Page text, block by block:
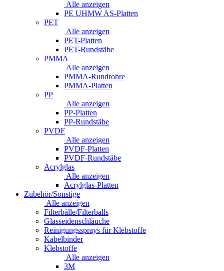
Alle anzeigen
PE UHMW AS-Platten
PET
Alle anzeigen
PET-Platten
PET-Rundstäbe
PMMA
Alle anzeigen
PMMA-Rundrohre
PMMA-Platten
PP
Alle anzeigen
PP-Platten
PP-Rundstäbe
PVDF
Alle anzeigen
PVDF-Platten
PVDF-Rundstäbe
Acrylglas
Alle anzeigen
Acrylglas-Platten
Zubehör/Sonstige
Alle anzeigen
Filterbälle/Filterballs
Glasseidenschläuche
Reinigungssprays für Klebstoffe
Kabelbinder
Klebstoffe
Alle anzeigen
3M